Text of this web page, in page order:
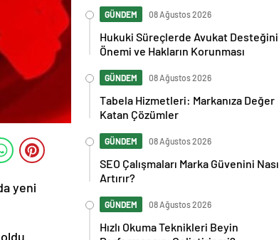
Hukuki Süreçlerde Avukat Desteğinin
Önemi ve Hakların Korunması
Tabela Hizmetleri: Markanıza Değer
Katan Çözümler
SEO Çalışmaları Marka Güvenini Nasıl
Artırır?
Hızlı Okuma Teknikleri Beyin
Performansını Geliştirir mi?